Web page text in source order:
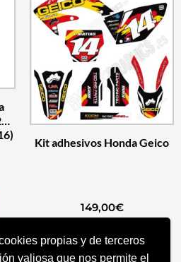
propias y de terceros
valiosa que nos permite el
Kit adhesivos Honda Geico
149,00€
AÑADIR AL CARRITO